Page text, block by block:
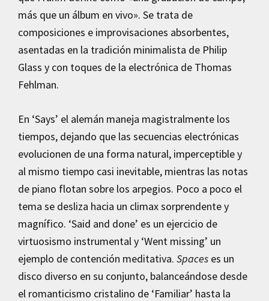
más que un álbum en vivo». Se trata de
composiciones e improvisaciones absorbentes,
asentadas en la tradición minimalista de Philip
Glass y con toques de la electrónica de Thomas
Fehlman.
En ‘Says’ el alemán maneja magistralmente los
tiempos, dejando que las secuencias electrónicas
evolucionen de una forma natural, imperceptible y
al mismo tiempo casi inevitable, mientras las notas
de piano flotan sobre los arpegios. Poco a poco el
tema se desliza hacia un climax sorprendente y
magnífico. ‘Said and done’ es un ejercicio de
virtuosismo instrumental y ‘Went missing’ un
ejemplo de contención meditativa. Spaces es un
disco diverso en su conjunto, balanceándose desde
el romanticismo cristalino de ‘Familiar’ hasta la